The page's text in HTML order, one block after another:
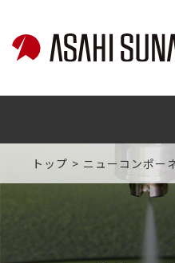
トップ ニューコンポー